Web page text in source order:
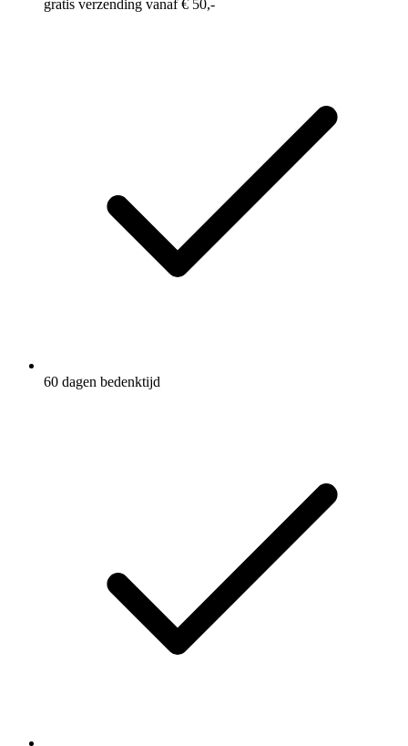
gratis verzending vanaf € 50,-
60 dagen bedenktijd